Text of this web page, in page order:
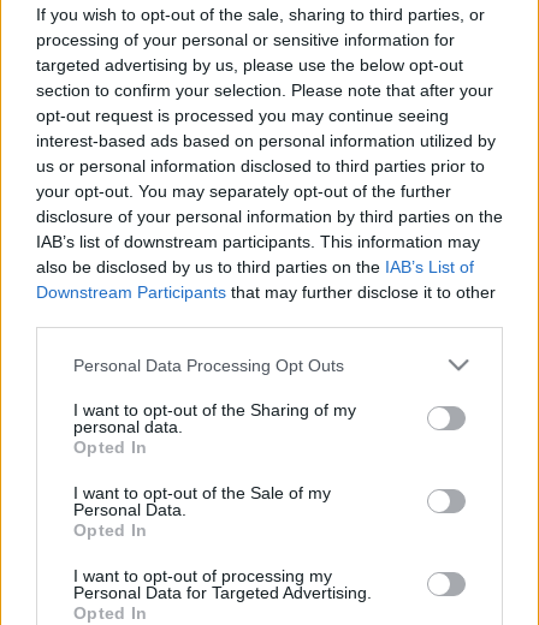
If you wish to opt-out of the sale, sharing to third parties, or
processing of your personal or sensitive information for
targeted advertising by us, please use the below opt-out
section to confirm your selection. Please note that after your
opt-out request is processed you may continue seeing
interest-based ads based on personal information utilized by
us or personal information disclosed to third parties prior to
your opt-out. You may separately opt-out of the further
disclosure of your personal information by third parties on the
IAB’s list of downstream participants. This information may
also be disclosed by us to third parties on the IAB’s List of
Downstream Participants that may further disclose it to other
Please note that this website/app uses one or more Google
not limited to your visit or usage behaviour. You may click to
grant or deny consent to Google and its third-party tags to
use your data for below specified purposes in below Google
consent section.
Personal Data Processing Opt Outs
I want to opt-out of the Sharing of my
personal data.
Opted In
I want to opt-out of the Sale of my
Personal Data.
Opted In
I want to opt-out of processing my
Personal Data for Targeted Advertising.
Opted In
Hogyan találhat vissza a
nyugalomhoz egy állandóan pörgő
és zajos világban? – Hasznos
tanácsok stresszesebb időkre